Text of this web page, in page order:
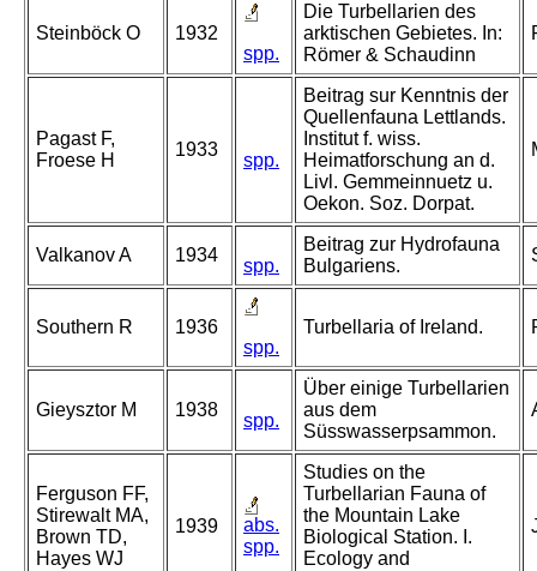
Steinböck O
1932
spp.
Die Turbellarien des
arktischen Gebietes. In:
Römer & Schaudinn
Pagast F,
Froese H
1933
spp.
Beitrag sur Kenntnis der
Quellenfauna Lettlands.
Institut f. wiss.
Heimatforschung an d.
Livl. Gemmeinnuetz u.
Oekon. Soz. Dorpat.
Valkanov A 1934
spp.
Beitrag zur Hydrofauna
Bulgariens.
Southern R
1936
spp.
Turbellaria of Ireland.
Gieysztor M 1938
spp.
Über einige Turbellarien
aus dem
Süsswasserpsammon.
Ferguson FF,
Stirewalt MA,
Brown TD,
Hayes WJ
1939
abs.
spp.
Studies on the
Turbellarian Fauna of
the Mountain Lake
Biological Station. I.
Ecology and